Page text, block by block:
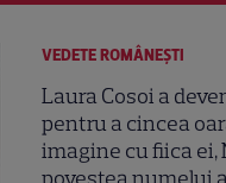
VEDETE ROMÂNEŞTI
Laura Cosoi a
pentru a cincea
imagine cu fiica ei,